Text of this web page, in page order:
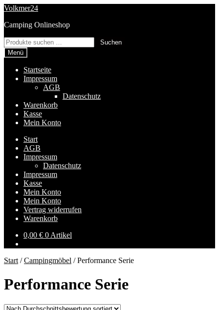
Zur
springen
Zum
springen
Volkmer24
Camping Onlineshop
Suchen
nach:
Suchen
Menü
Startseite
Impressum
AGB
Datenschutz
Warenkorb
Kasse
Mein Konto
Start
AGB
Impressum
Datenschutz
Impressum
Kasse
Mein Konto
Mein Konto
Vertrag widerrufen
Warenkorb
0,00 € 0 Artikel
Start /Campingmöbel /Performance Serie
Performance Serie